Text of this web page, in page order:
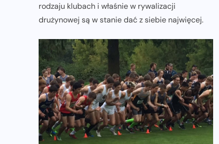
rodzaju klubach i właśnie w rywalizacji
drużynowej są w stanie dać z siebie najwięcej.